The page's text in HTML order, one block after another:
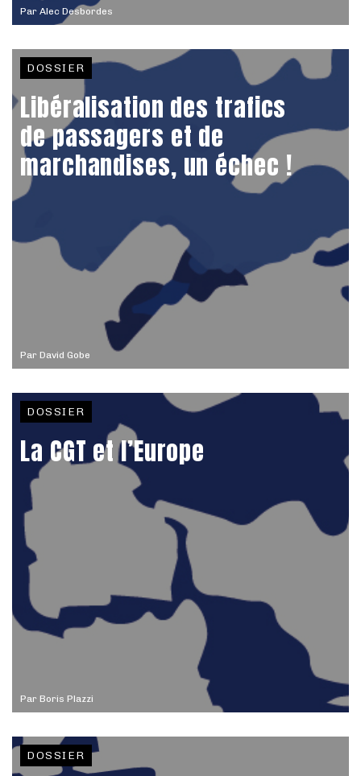
Par Alec Desbordes
Par David Gobe
DOSSIER
Libéralisation des trafics
de passagers et de
marchandises, un échec !
Par Boris Plazzi
DOSSIER
La CGT et l’Europe
DOSSIER